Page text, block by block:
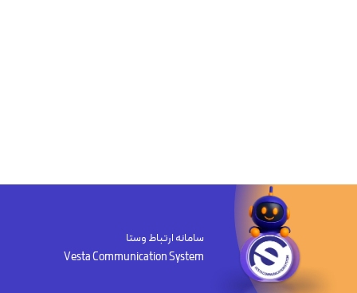
سامانه ارتباط وستا
Vesta Communication System